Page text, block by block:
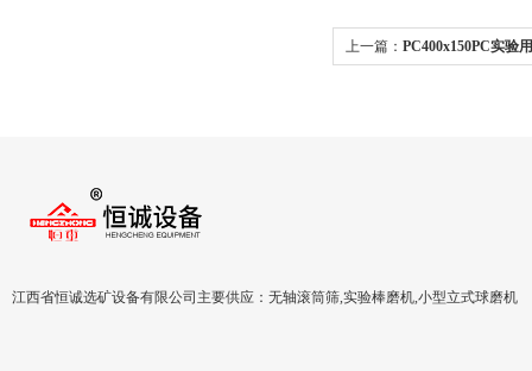
上一篇： PC400x150PC实验
江西省恒诚选矿设备有限公司主要供应：无轴滚筒筛,实验棒磨机,小型立式球磨机